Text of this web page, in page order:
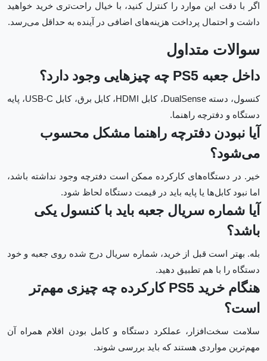
اگر با دقت این موارد را کنترل کنید، با خیال راحت‌تری خرید خواهید
داشت و احتمال پرداخت هزینه‌های اضافی در آینده به حداقل می‌رسد.
سوالات متداول
داخل جعبه PS5 چه چیزهایی وجود دارد؟
کنسول، دسته DualSense، کابل HDMI، کابل برق، کابل USB-C، پایه
دستگاه و دفترچه راهنما.
آیا نبودن دفترچه راهنما مشکل محسوب
می‌شود؟
خیر. در دستگاه‌های کارکرده ممکن است دفترچه وجود نداشته باشد،
اما نبود کابل‌ها یا پایه باید در قیمت دستگاه لحاظ شود.
آیا شماره سریال جعبه باید با کنسول یکی
باشد؟
بله. بهتر است قبل از خرید، شماره سریال درج شده روی جعبه و خود
دستگاه را با هم تطبیق دهید.
هنگام خرید PS5 کارکرده چه چیزی مهم‌تر
است؟
سلامت سخت‌افزار، عملکرد دستگاه و کامل بودن اقلام همراه آن
مهم‌ترین مواردی هستند که باید بررسی شوند.